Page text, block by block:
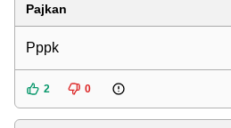
Pajkan
Pppk
2 0